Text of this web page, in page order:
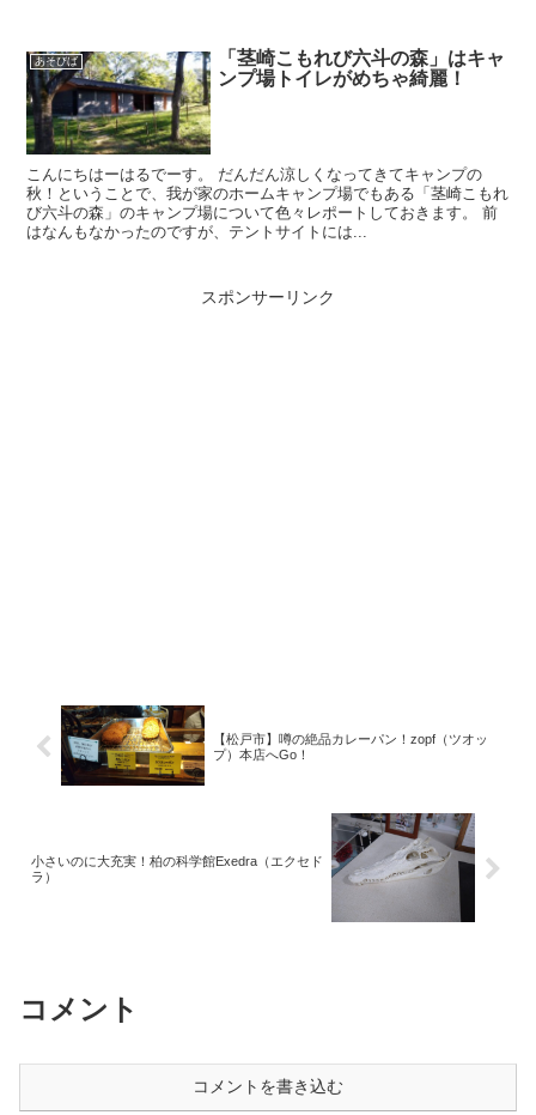
あそびば
「茎崎こもれび六斗の森」はキャ
ンプ場トイレがめちゃ綺麗！
こんにちはーはるでーす。 だんだん涼しくなってきてキャンプの
秋！ということで、我が家のホームキャンプ場でもある「茎崎こもれ
び六斗の森」のキャンプ場について色々レポートしておきます。 前
はなんもなかったのですが、テントサイトには...
スポンサーリンク
【松戸市】噂の絶品カレーパン！zopf（ツオッ
プ）本店へGo！
小さいのに大充実！柏の科学館Exedra（エクセド
ラ）
コメント
コメントを書き込む